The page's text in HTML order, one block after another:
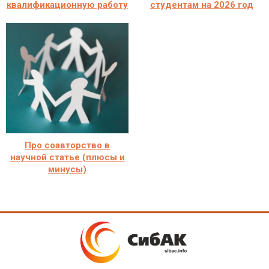
квалификационную работу студентам на 2026 год
Про соавторство в
научной статье (плюсы и
минусы)